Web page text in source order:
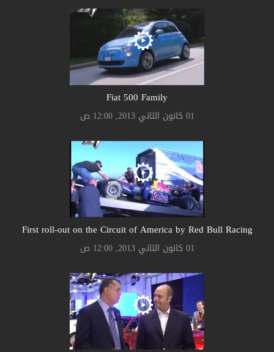
Fiat 500 Family
01 كانون الثاني 2013, 12:00 ص
First roll-out on the Circuit of America by Red Bull Racing
01 كانون الثاني 2013, 12:00 ص